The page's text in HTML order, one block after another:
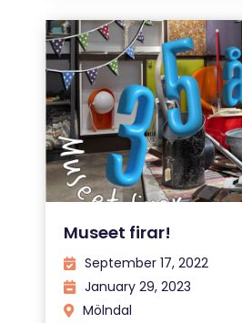
Museet firar!
September 17, 2022
January 29, 2023
Mölndal